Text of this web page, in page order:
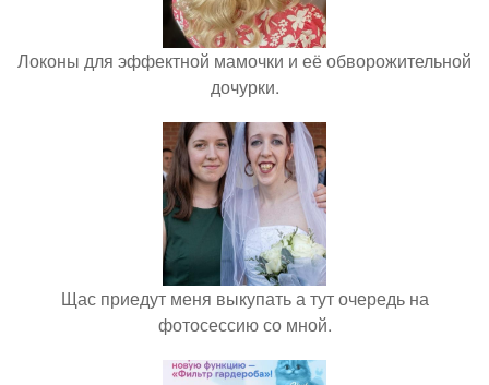
Локоны для эффектной мамочки и её обворожительной
дочурки.
Щас приедут меня выкупать а тут очередь на
фотосессию со мной.